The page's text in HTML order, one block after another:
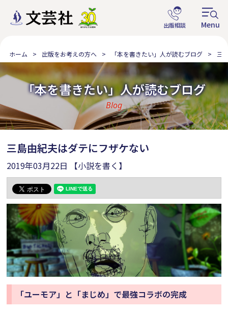
ホーム 出版をお考えの方へ 「本を書きたい」人が読むブログ 三
「本を書きたい」人が読むブログ
Blog
三島由紀夫はダテにフザケない
2019年03月22日 【小説を書く】
「ユーモア」と「まじめ」で最強コラボの完成